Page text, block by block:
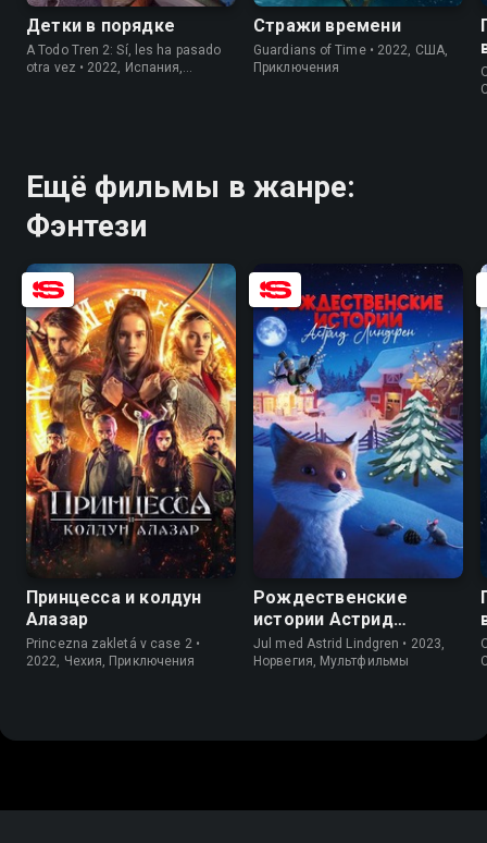
Детки в порядке
A Todo Tren 2: Sí, les ha pasado
otra vez • 2022, Испания,
Стражи времени
Guardians of Time • 2022, США,
Приключения
Ещё фильмы в жанре:
Фэнтези
7.0 6.4
Принцесса и колдун
Алазар
Princezna zakletá v case 2 •
2022, Чехия, Приключения
8.0 6.4
Рождественские
истории Астрид
Линдгрен
Jul med Astrid Lindgren • 2023,
Норвегия, Мультфильмы